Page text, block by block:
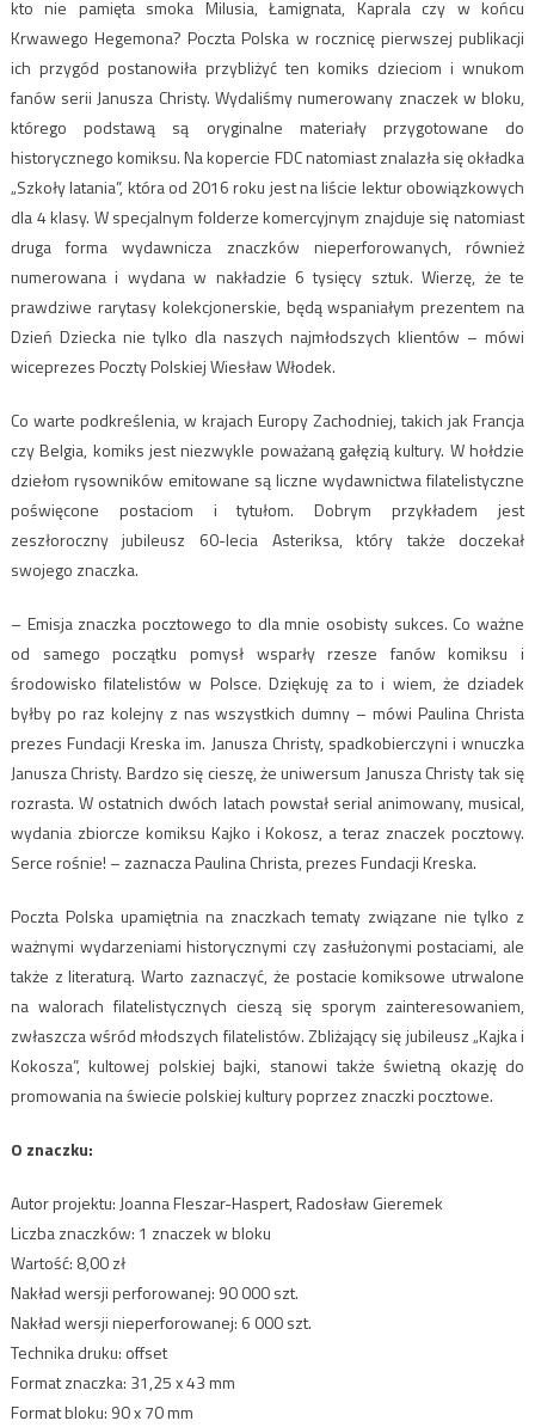
kto nie pamięta smoka Milusia, Łamignata, Kaprala czy w końcu
Krwawego Hegemona? Poczta Polska w rocznicę pierwszej publikacji
ich przygód postanowiła przybliżyć ten komiks dzieciom i wnukom
fanów serii Janusza Christy. Wydaliśmy numerowany znaczek w bloku,
którego podstawą są oryginalne materiały przygotowane do
historycznego komiksu. Na kopercie FDC natomiast znalazła się okładka
„Szkoły latania”, która od 2016 roku jest na liście lektur obowiązkowych
dla 4 klasy. W specjalnym folderze komercyjnym znajduje się natomiast
druga forma wydawnicza znaczków nieperforowanych, również
numerowana i wydana w nakładzie 6 tysięcy sztuk. Wierzę, że te
prawdziwe rarytasy kolekcjonerskie, będą wspaniałym prezentem na
Dzień Dziecka nie tylko dla naszych najmłodszych klientów – mówi
wiceprezes Poczty Polskiej Wiesław Włodek.
Co warte podkreślenia, w krajach Europy Zachodniej, takich jak Francja
czy Belgia, komiks jest niezwykle poważaną gałęzią kultury. W hołdzie
dziełom rysowników emitowane są liczne wydawnictwa filatelistyczne
poświęcone postaciom i tytułom. Dobrym przykładem jest
zeszłoroczny jubileusz 60-lecia Asteriksa, który także doczekał
swojego znaczka.
– Emisja znaczka pocztowego to dla mnie osobisty sukces. Co ważne
od samego początku pomysł wsparły rzesze fanów komiksu i
środowisko filatelistów w Polsce. Dziękuję za to i wiem, że dziadek
byłby po raz kolejny z nas wszystkich dumny – mówi Paulina Christa
prezes Fundacji Kreska im. Janusza Christy, spadkobierczyni i wnuczka
Janusza Christy. Bardzo się cieszę, że uniwersum Janusza Christy tak się
rozrasta. W ostatnich dwóch latach powstał serial animowany, musical,
wydania zbiorcze komiksu Kajko i Kokosz, a teraz znaczek pocztowy.
Serce rośnie! – zaznacza Paulina Christa, prezes Fundacji Kreska.
Poczta Polska upamiętnia na znaczkach tematy związane nie tylko z
ważnymi wydarzeniami historycznymi czy zasłużonymi postaciami, ale
także z literaturą. Warto zaznaczyć, że postacie komiksowe utrwalone
na walorach filatelistycznych cieszą się sporym zainteresowaniem,
zwłaszcza wśród młodszych filatelistów. Zbliżający się jubileusz „Kajka i
Kokosza”, kultowej polskiej bajki, stanowi także świetną okazję do
promowania na świecie polskiej kultury poprzez znaczki pocztowe.
O znaczku:
Autor projektu: Joanna Fleszar-Haspert, Radosław Gieremek
Liczba znaczków: 1 znaczek w bloku
Wartość: 8,00 zł
Nakład wersji perforowanej: 90 000 szt.
Nakład wersji nieperforowanej: 6 000 szt.
Technika druku: offset
Format znaczka: 31,25 x 43 mm
Format bloku: 90 x 70 mm